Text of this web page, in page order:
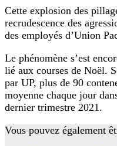
Cette explosion des
recrudescence des
des employés d’Union
Le phénomène s’est
lié aux courses de Noël.
par UP, plus de 90
moyenne chaque jour
dernier trimestre 2021.
Vous pouvez également